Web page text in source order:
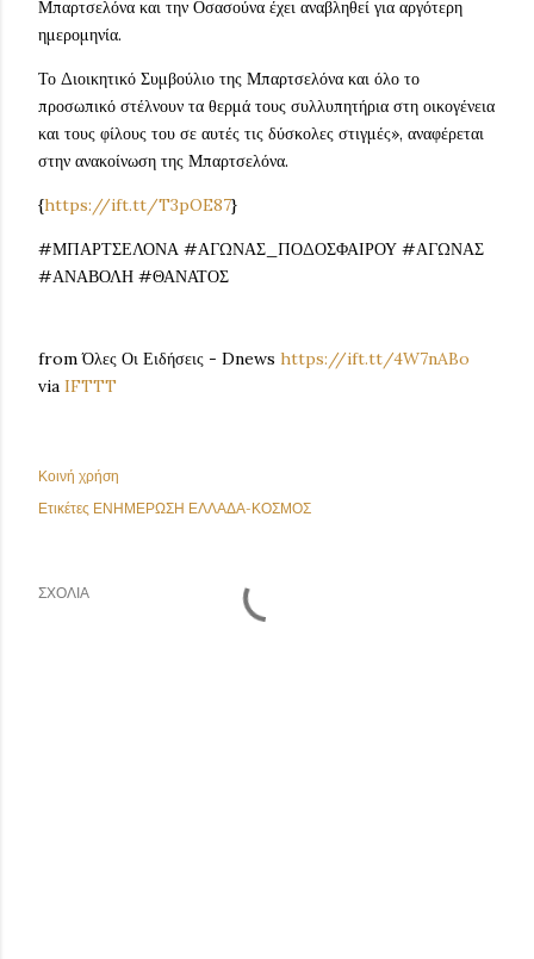
Μπαρτσελόνα και την Οσασούνα έχει αναβληθεί για αργότερη
ημερομηνία.
Το Διοικητικό Συμβούλιο της Μπαρτσελόνα και όλο το
προσωπικό στέλνουν τα θερμά τους συλλυπητήρια στη οικογένεια
και τους φίλους του σε αυτές τις δύσκολες στιγμές», αναφέρεται
στην ανακοίνωση της Μπαρτσελόνα.
{https://ift.tt/T3pOE87}
#ΜΠΑΡΤΣΕΛΟΝΑ #ΑΓΩΝΑΣ_ΠΟΔΟΣΦΑΙΡΟΥ #ΑΓΩΝΑΣ
#ΑΝΑΒΟΛΗ #ΘΑΝΑΤΟΣ
from Όλες Οι Ειδήσεις - Dnews https://ift.tt/4W7nABo
via IFTTT
Κοινή χρήση
Ετικέτες ΕΝΗΜΕΡΩΣΗ ΕΛΛΑΔΑ-ΚΟΣΜΟΣ
ΣΧΌΛΙΑ